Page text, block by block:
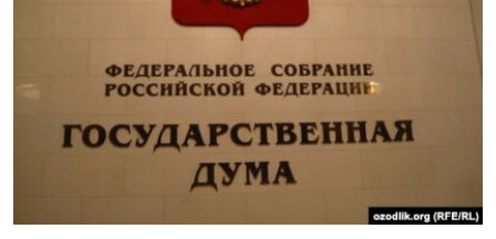
РАСПИСАНИЕ ВЕЩАНИЯ
ПОДПИШИТЕСЬ НА РАССЫЛКУ